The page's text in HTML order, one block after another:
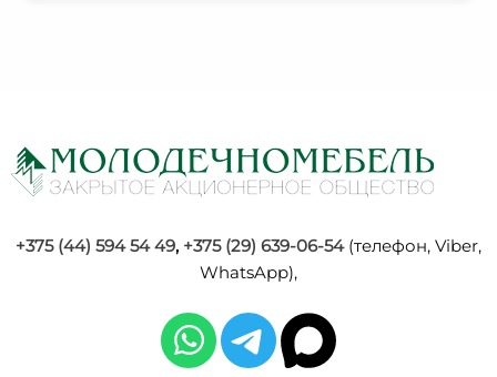
+375 (44) 594 54 49, +375 (29) 639-06-54(телефон, Viber,
WhatsApp),